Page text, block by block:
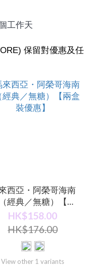
工作天
保留對優惠及任
西亞・阿榮哥海南
經典／無糖）【兩
盒裝優惠】
HK$158.00
HK$176.00
View other 1 variants